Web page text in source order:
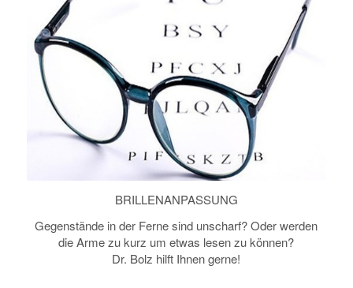
BRILLENANPASSUNG
Gegenstände in der Ferne sind unscharf? Oder werden
die Arme zu kurz um etwas lesen zu können?
Dr. Bolz hilft Ihnen gerne!